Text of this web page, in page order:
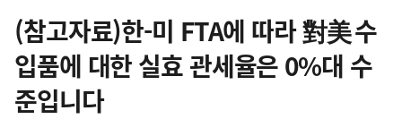
텐
츠
영
역
(참고자료)한-미 FTA에 따라 對美 수
입품에 대한 실효 관세율은 0%대 수
준입니다